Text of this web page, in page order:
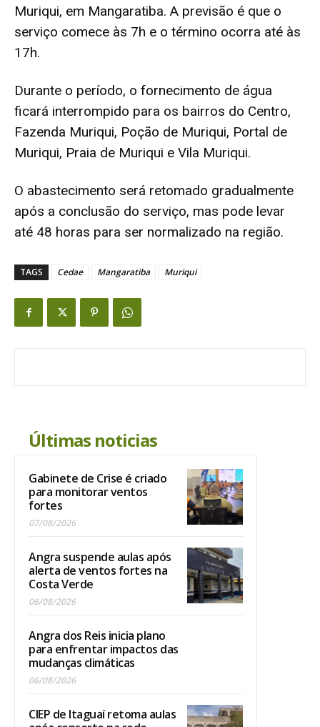
Muriqui, em Mangaratiba. A previsão é que o
serviço comece às 7h e o término ocorra até às
17h.
Durante o período, o fornecimento de água
ficará interrompido para os bairros do Centro,
Fazenda Muriqui, Poção de Muriqui, Portal de
Muriqui, Praia de Muriqui e Vila Muriqui.
O abastecimento será retomado gradualmente
após a conclusão do serviço, mas pode levar
até 48 horas para ser normalizado na região.
TAGS Cedae Mangaratiba Muriqui
Últimas noticias
Gabinete de Crise é criado
para monitorar ventos
fortes
07/08/2026
Angra suspende aulas após
alerta de ventos fortes na
Costa Verde
06/08/2026
Angra dos Reis inicia plano
para enfrentar impactos das
mudanças climáticas
06/08/2026
CIEP de Itaguaí retoma aulas